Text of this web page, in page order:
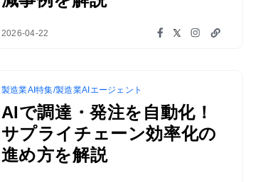
2026-04-22
製造業AI特集/製造業AIエージェント
AIで調達・発注を自動化！
サプライチェーン効率化の
進め方を解説